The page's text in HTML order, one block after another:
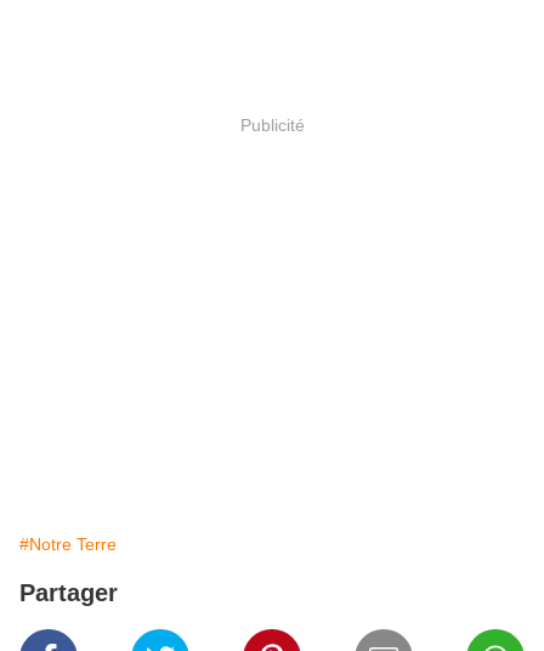
Publicité
#Notre Terre
Partager